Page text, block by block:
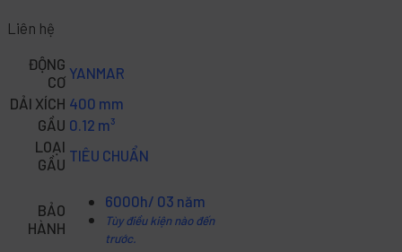
Liên hệ
ĐỘNG
CƠ YANMAR
DẢI XÍCH 400 mm
GẦU 0.12 m³
LOẠI
GẦU TIÊU CHUẨN
BẢO
HÀNH
6000h/ 03 năm
Tùy điều kiện nào đến
trước.